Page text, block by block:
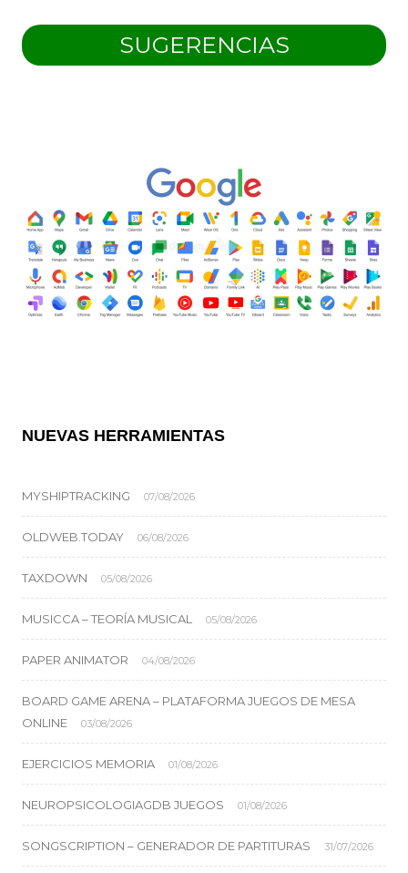
SUGERENCIAS
NUEVAS HERRAMIENTAS
MYSHIPTRACKING 07/08/2026
OLDWEB.TODAY 06/08/2026
TAXDOWN 05/08/2026
MUSICCA – TEORÍA MUSICAL 05/08/2026
PAPER ANIMATOR 04/08/2026
BOARD GAME ARENA – PLATAFORMA JUEGOS DE MESA
ONLINE
03/08/2026
EJERCICIOS MEMORIA 01/08/2026
NEUROPSICOLOGIAGDB JUEGOS 01/08/2026
SONGSCRIPTION – GENERADOR DE PARTITURAS 31/07/2026